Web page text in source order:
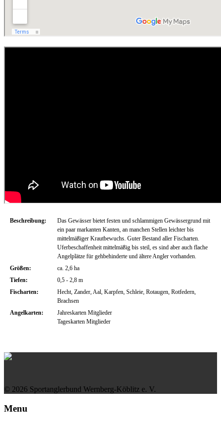
Beschreibung:
Das Gewässer bietet festen und schlammigen Gewässergrund mit
ein paar markanten Kanten, an manchen Stellen leichter bis
mittelmäßiger Krautbewuchs. Guter Bestand aller Fischarten.
Uferbeschaffenheit mittelmäßig bis steil, es sind aber auch flache
Angelplätze für gehbehinderte und ältere Angler vorhanden.
Größen:
ca. 2,6 ha
Tiefen:
0,5 - 2,8 m
Fischarten:
Hecht, Zander, Aal, Karpfen, Schleie, Rotaugen, Rotfedern,
Brachsen
Angelkarten:
Jahreskarten Mitglieder
Tageskarten Mitglieder
© 2026 Sportanglerbund Wernberg-Köblitz e. V.
Menu